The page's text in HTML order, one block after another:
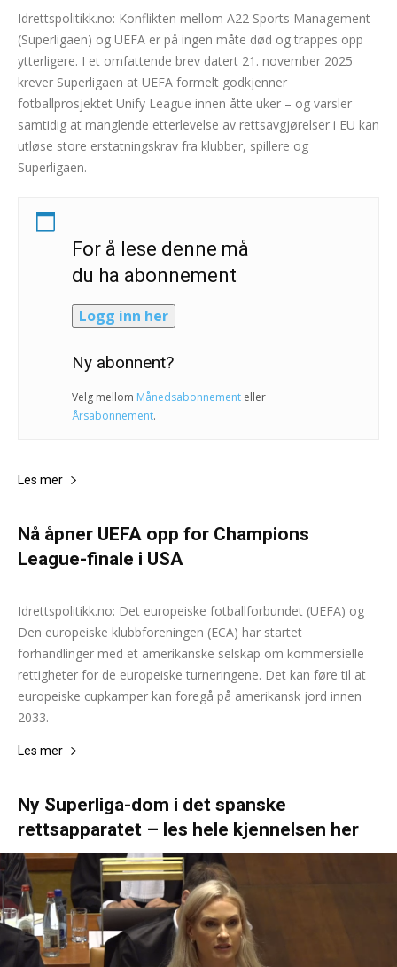
Idrettspolitikk.no: Konflikten mellom A22 Sports Management
(Superligaen) og UEFA er på ingen måte død og trappes opp
ytterligere. I et omfattende brev datert 21. november 2025
krever Superligaen at UEFA formelt godkjenner
fotballprosjektet Unify League innen åtte uker – og varsler
samtidig at manglende etterlevelse av rettsavgjørelser i EU kan
utløse store erstatningskrav fra klubber, spillere og
Superligaen.
For å lese denne må
du ha abonnement
Logg inn her
Ny abonnent?
Velg mellom Månedsabonnement eller
Årsabonnement.
Les mer
Nå åpner UEFA opp for Champions
League-finale i USA
Andreas Selliaas - 12. februar 2025
Idrettspolitikk.no: Det europeiske fotballforbundet (UEFA) og
Den europeiske klubbforeningen (ECA) har startet
forhandlinger med et amerikanske selskap om kommersielle
rettigheter for de europeiske turneringene. Det kan føre til at
europeiske cupkamper kan foregå på amerikansk jord innen
2033.
Les mer
Ny Superliga-dom i det spanske
rettsapparatet – les hele kjennelsen her